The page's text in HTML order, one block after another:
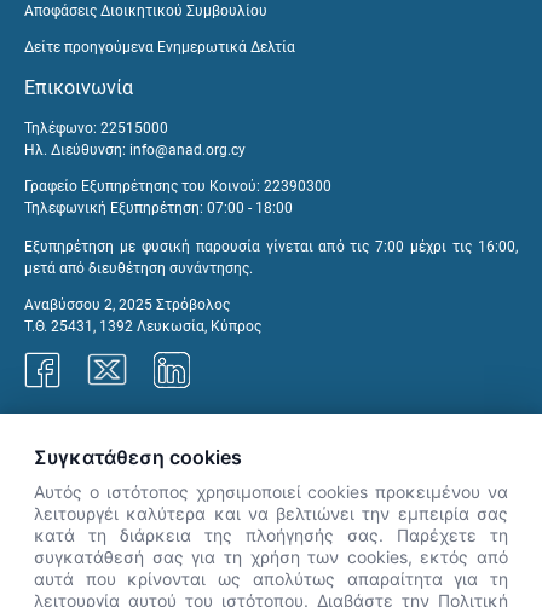
Αποφάσεις Διοικητικού Συμβουλίου
Δείτε προηγούμενα Ενημερωτικά Δελτία
Επικοινωνία
Τηλέφωνο: 22515000
Ηλ. Διεύθυνση: info@anad.org.cy
Γραφείο Εξυπηρέτησης του Κοινού: 22390300
Τηλεφωνική Εξυπηρέτηση: 07:00 - 18:00
Εξυπηρέτηση με φυσική παρουσία γίνεται από τις 7:00 μέχρι τις 16:00,
μετά από διευθέτηση συνάντησης.
Αναβύσσου 2, 2025 Στρόβολος
Τ.Θ. 25431, 1392 Λευκωσία, Κύπρος
👋 Καλώς ήρθες! Είμαι η Νόησις.
Πες μου πώς μπορώ να σε βοηθήσω
Συγκατάθεση cookies
Αυτός ο ιστότοπος χρησιμοποιεί cookies προκειμένου να
λειτουργέι καλύτερα και να βελτιώνει την εμπειρία σας
κατά τη διάρκεια της πλοήγησής σας. Παρέχετε τη
συγκατάθεσή σας για τη χρήση των cookies, εκτός από
αυτά που κρίνονται ως απολύτως απαραίτητα για τη
λειτουργία αυτού του ιστότοπου. Διαβάστε την Πολιτική